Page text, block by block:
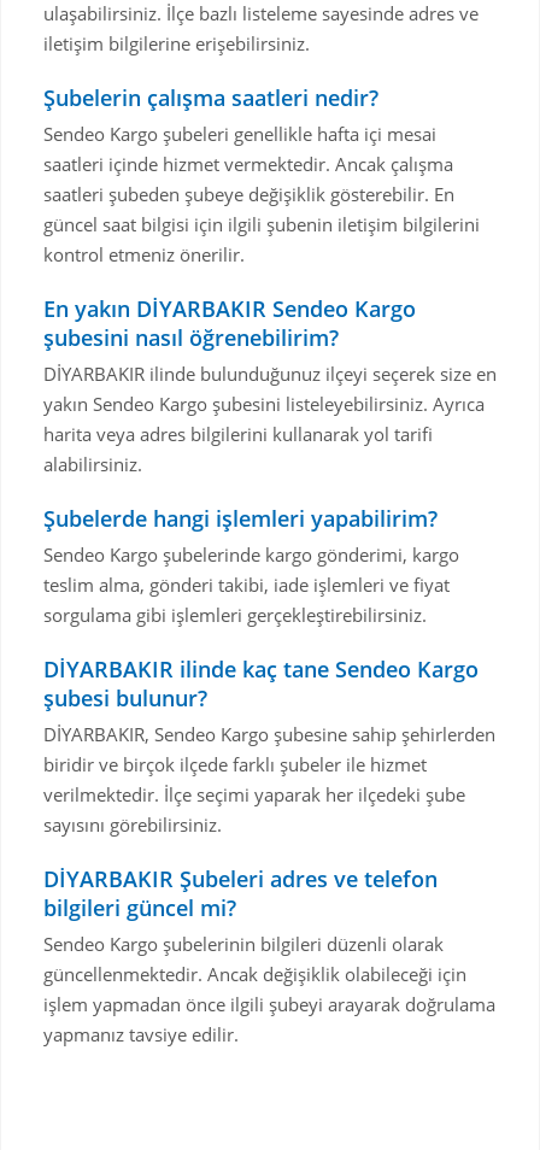
ulaşabilirsiniz. İlçe bazlı listeleme sayesinde adres ve
iletişim bilgilerine erişebilirsiniz.
Şubelerin çalışma saatleri nedir?
Sendeo Kargo şubeleri genellikle hafta içi mesai
saatleri içinde hizmet vermektedir. Ancak çalışma
saatleri şubeden şubeye değişiklik gösterebilir. En
güncel saat bilgisi için ilgili şubenin iletişim bilgilerini
kontrol etmeniz önerilir.
En yakın DİYARBAKIR Sendeo Kargo
şubesini nasıl öğrenebilirim?
DİYARBAKIR ilinde bulunduğunuz ilçeyi seçerek size en
yakın Sendeo Kargo şubesini listeleyebilirsiniz. Ayrıca
harita veya adres bilgilerini kullanarak yol tarifi
alabilirsiniz.
Şubelerde hangi işlemleri yapabilirim?
Sendeo Kargo şubelerinde kargo gönderimi, kargo
teslim alma, gönderi takibi, iade işlemleri ve fiyat
sorgulama gibi işlemleri gerçekleştirebilirsiniz.
DİYARBAKIR ilinde kaç tane Sendeo Kargo
şubesi bulunur?
DİYARBAKIR, Sendeo Kargo şubesine sahip şehirlerden
biridir ve birçok ilçede farklı şubeler ile hizmet
verilmektedir. İlçe seçimi yaparak her ilçedeki şube
sayısını görebilirsiniz.
DİYARBAKIR Şubeleri adres ve telefon
bilgileri güncel mi?
Sendeo Kargo şubelerinin bilgileri düzenli olarak
güncellenmektedir. Ancak değişiklik olabileceği için
işlem yapmadan önce ilgili şubeyi arayarak doğrulama
yapmanız tavsiye edilir.